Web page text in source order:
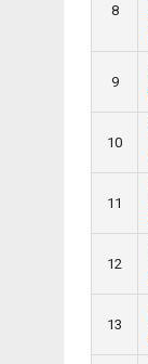
8
9
10
11
12
13